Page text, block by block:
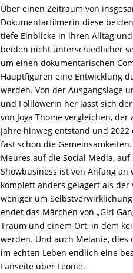
Über einen Zeitraum von
Dokumentarfilmerin diese
tiefe Einblicke in ihren Alltag
beiden nicht unterschiedlicher
um einen dokumentarischen
Hauptfiguren eine Entwicklung
werden. Von der Ausgangslage
und Folllowerin her lässt sich
von Joya Thome vergleichen,
Jahre hinweg entstand und 2022
fast schon die
Meures auf die Social Media,
Showbusiness ist von Anfang
komplett anders gelagert als der
weniger um
endet das Märchen von „Girl
Traum und einem Ort, in dem
werden. Und auch Melanie,
im echten Leben endlich eine
Fanseite über Leonie.